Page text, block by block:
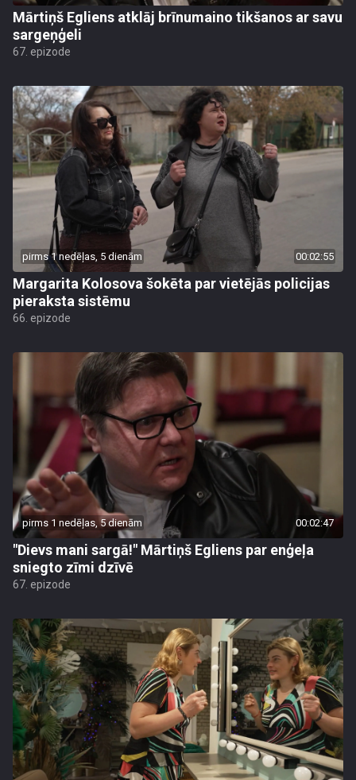
Mārtiņš Egliens atklāj brīnumaino tikšanos ar savu
sargeņģeli
67. epizode
pirms 1 nedēļas, 5 dienām 00:02:55
Margarita Kolosova šokēta par vietējās policijas
pieraksta sistēmu
66. epizode
pirms 1 nedēļas, 5 dienām 00:02:47
"Dievs mani sargā!" Mārtiņš Egliens par enģeļa
sniegto zīmi dzīvē
67. epizode